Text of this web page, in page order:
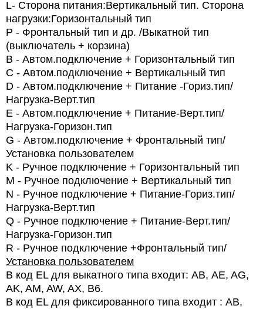
L- Сторона питания:Вертикальный тип. Сторона
нагрузки:Горизонтальный тип
P - Фронтальный тип и др. /Выкатной тип
(выключатель + корзина)
B - Автом.подключение + Горизонтальный тип
C - Автом.подключение + Вертикальный тип
D - Автом.подключение + Питание -Гориз.тип/
Нагрузка-Верт.тип
E - Автом.подключение + Питание-Верт.тип/
Нагрузка-Горизон.тип
G - Автом.подключение + Фронтальный тип/
Установка пользователем
K - Ручное подключение + Горизонтальный тип
M - Ручное подключение + Вертикальный тип
N - Ручное подключение + Питание-Гориз.тип/
Нагрузка-Верт.тип
Q - Ручное подключение + Питание-Верт.тип/
Нагрузка-Горизон.тип
R - Ручное подключение +Фронтальный тип/
Установка пользователем
В код EL для выкатного типа входит: АВ, AE, AG,
AK, AM, AW, AX, B6.
В код EL для фиксированного типа входит : АВ,